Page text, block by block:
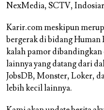
NexMedia, SCTV,
Karir.com meskipun
bergerak di bidang
kalah pamor dibandingkan
lainnya yang datang dari
JobsDB, Monster, Loker,
lebih kecil lainnya.